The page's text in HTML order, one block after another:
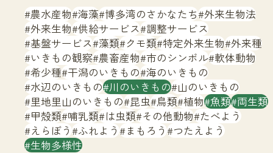
サイトマップ
農水産物 海藻 博多湾のさかなたち 外来生物法
外来生物 供給サービス 調整サービス
基盤サービス 藻類 クモ類 特定外来生物 外来種
いきもの観察 農畜産物 市のシンボル 軟体動物
希少種 干潟のいきもの 海のいきもの
水辺のいきもの 川のいきもの 山のいきもの
里地里山のいきもの 昆虫 鳥類 植物 魚類 両生類
甲殻類 哺乳類 は虫類 その他動物 たべよう
えらぼう ふれよう まもろう つたえよう
生物多様性